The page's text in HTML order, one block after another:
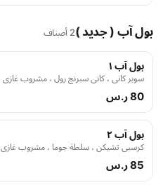
بول آب ( جديد )2 أصناف
بول آب ١
سوبر كاني ، كاني سبرنج رول ، مشروب غازي
80 ر.س
بول آب ٢
كرسبي تشيكن ، سلطة جوما ، مشروب غازي
85 ر.س